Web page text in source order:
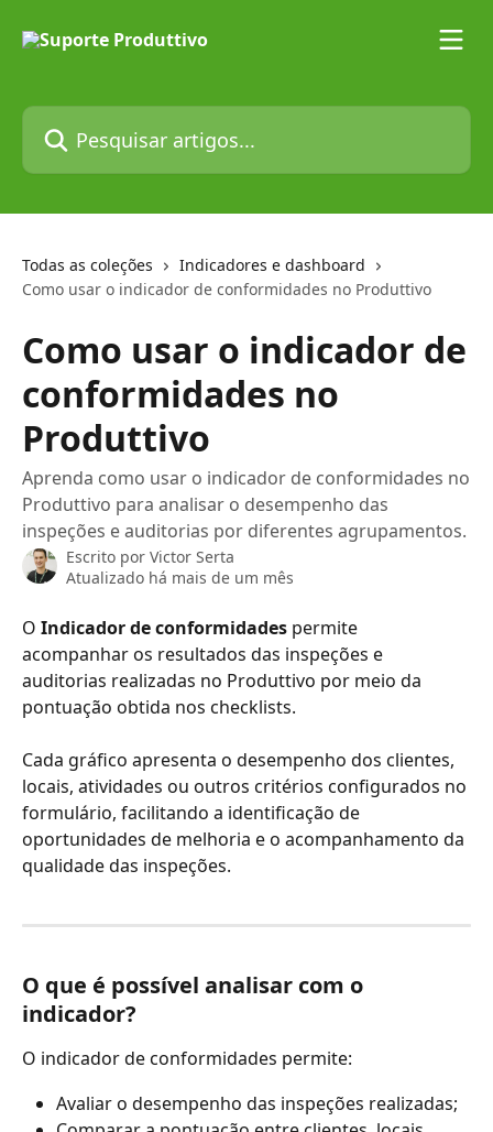
Pesquisar artigos...
Todas as coleções
Indicadores e dashboard
Como usar o indicador de conformidades no Produttivo
Como usar o indicador de
conformidades no
Produttivo
Aprenda como usar o indicador de conformidades no
Produttivo para analisar o desempenho das
inspeções e auditorias por diferentes agrupamentos.
Escrito por Victor Serta
Atualizado há mais de um mês
O Indicador de conformidades permite
acompanhar os resultados das inspeções e
auditorias realizadas no Produttivo por meio da
pontuação obtida nos checklists.
Cada gráfico apresenta o desempenho dos clientes,
locais, atividades ou outros critérios configurados no
formulário, facilitando a identificação de
oportunidades de melhoria e o acompanhamento da
qualidade das inspeções.
O que é possível analisar com o
indicador?
O indicador de conformidades permite:
Avaliar o desempenho das inspeções realizadas;